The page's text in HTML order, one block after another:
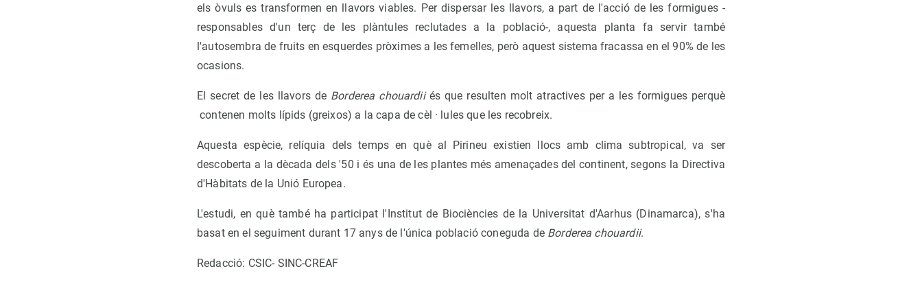
els òvuls es transformen en llavors viables. Per dispersar les llavors, a part de l'acció de les formigues -
responsables d'un terç de les plàntules reclutades a la població-, aquesta planta fa servir també
l'autosembra de fruits en esquerdes pròximes a les femelles, però aquest sistema fracassa en el 90% de les
ocasions.
El secret de les llavors de Borderea chouardiiés que resulten molt atractives per a les formigues perquè
contenen molts lípids (greixos) a la capa de cèl · lules que les recobreix.
Aquesta espècie, relíquia dels temps en què al Pirineu existien llocs amb clima subtropical, va ser
descoberta a la dècada dels '50 i és una de les plantes més amenaçades del continent, segons la Directiva
d'Hàbitats de la Unió Europea.
L'estudi, en què també ha participat l'Institut de Biociències de la Universitat d'Aarhus (Dinamarca), s'ha
basat en el seguiment durant 17 anys de l'única població coneguda de Borderea chouardii.
Redacció: CSIC- SINC-CREAF